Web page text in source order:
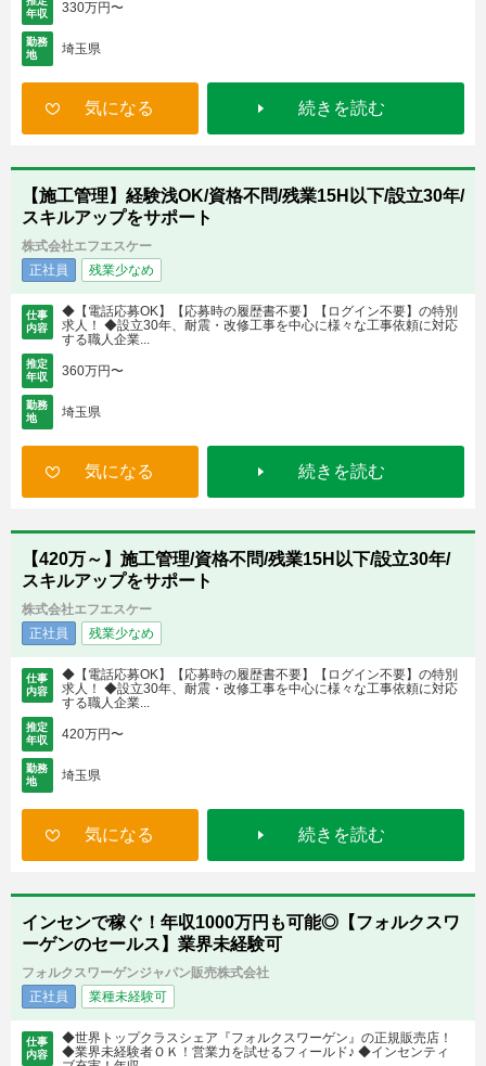
年収
330万円〜
勤務
地
埼玉県
気になる 続きを読む
【施工管理】経験浅OK/資格不問/残業15H以下/設立30年/
スキルアップをサポート
株式会社エフエスケー
正社員
残業少なめ
仕事
内容
◆【電話応募OK】【応募時の履歴書不要】【ログイン不要】の特別
求人！ ◆設立30年、耐震・改修工事を中心に様々な工事依頼に対応
する職人企業...
推定
年収
360万円〜
勤務
地
埼玉県
気になる 続きを読む
【420万～】施工管理/資格不問/残業15H以下/設立30年/
スキルアップをサポート
株式会社エフエスケー
正社員
残業少なめ
仕事
内容
◆【電話応募OK】【応募時の履歴書不要】【ログイン不要】の特別
求人！ ◆設立30年、耐震・改修工事を中心に様々な工事依頼に対応
する職人企業...
推定
年収
420万円〜
勤務
地
埼玉県
気になる 続きを読む
インセンで稼ぐ！年収1000万円も可能◎【フォルクスワ
ーゲンのセールス】業界未経験可
フォルクスワーゲンジャパン販売株式会社
正社員
業種未経験可
仕事
内容
◆世界トップクラスシェア『フォルクスワーゲン』の正規販売店！
◆業界未経験者ＯＫ！営業力を試せるフィールド♪ ◆インセンティ